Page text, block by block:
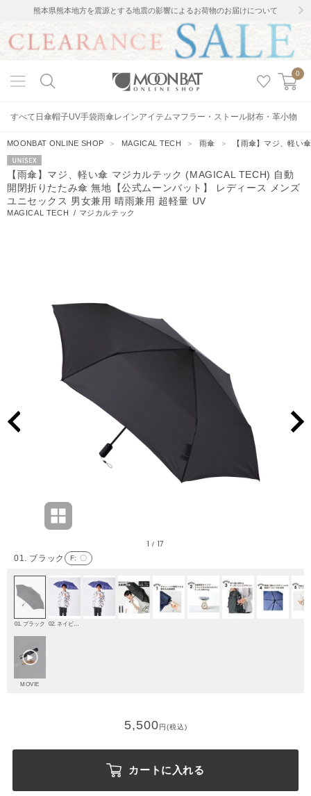
熊本県熊本地方を震源とする地震の影響によるお荷物のお届けについて
0
すべて 日傘帽子UV手袋雨傘レインアイテムマフラー・ストール財布・革小物
MOONBAT ONLINE SHOP ＞ MAGICAL TECH ＞ 雨傘 ＞ 【雨傘】マジ、軽い
UNISEX
【雨傘】マジ、軽い傘 マジカルテック (MAGICAL TECH) 自動
開閉折りたたみ傘 無地【公式ムーンバット】 レディース メンズ
ユニセックス 男女兼用 晴雨兼用 超軽量 UV
MAGICAL TECH / マジカルテック
01. ブラック F: 〇
1 / 17
01. ブラック
MOVIE
5,500円(税込)
カートに入れる